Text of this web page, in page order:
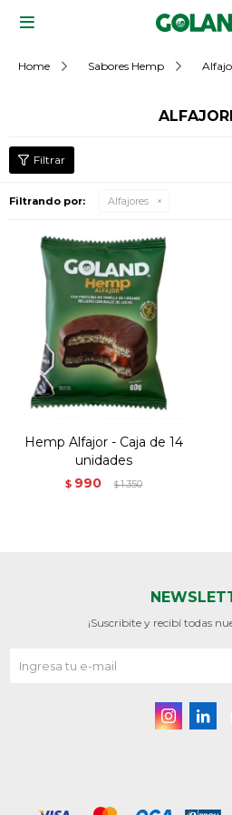

Home Sabores Hemp
Filtrando por: Alfajores
Hemp Alfajor - Caja de 14
unidades
$ 990 $1.350
¡Suscribite y recibí todas
 